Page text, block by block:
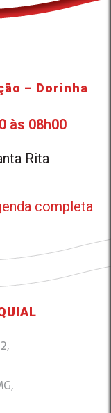
– Dorinha
às 08h00
Rita
completa